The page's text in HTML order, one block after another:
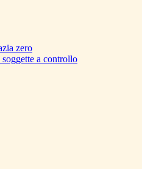
zero
a controllo